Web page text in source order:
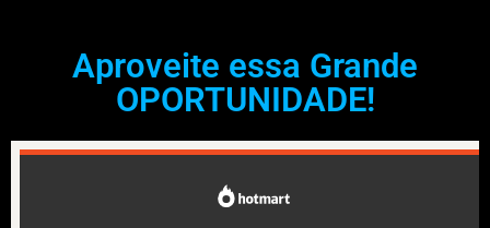
Aproveite essa Grande
OPORTUNIDADE!